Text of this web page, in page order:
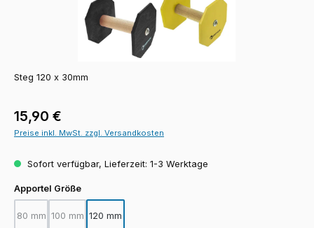
Steg 120 x 30mm
Regulärer Preis:
15,90 €
Preise inkl. MwSt. zzgl. Versandkosten
Sofort verfügbar, Lieferzeit: 1-3 Werktage
Apportel Größeauswählen
80 mm
(Diese Option ist zurzeit nicht verfügbar.)
100 mm
(Diese Option ist zurzeit nicht verfügbar.)
120 mm